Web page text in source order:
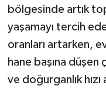
bölgesinde artık
yaşamayı tercih
oranları artarken,
hane başına düşen
ve doğurganlık